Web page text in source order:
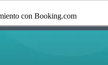
con Booking.com